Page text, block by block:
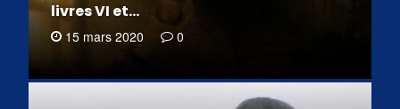
livres VI et…
15 mars 2020 0